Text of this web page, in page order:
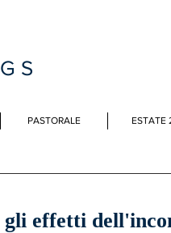
PASTORALE ESTATE
gli effetti